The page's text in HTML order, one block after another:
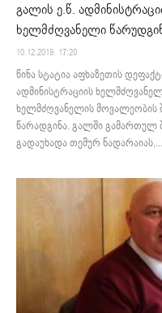
გალის ე.წ.
ხელმძღვანელი
10.12.2019. 17:20
წინა სტატია აფხაზეთის
ადმინისტრაციის
ხელმძღვანელის მოვალეობის
წარადგინა. გალში გამართულ
გადაუხადა თემურ ნადარაიას,...